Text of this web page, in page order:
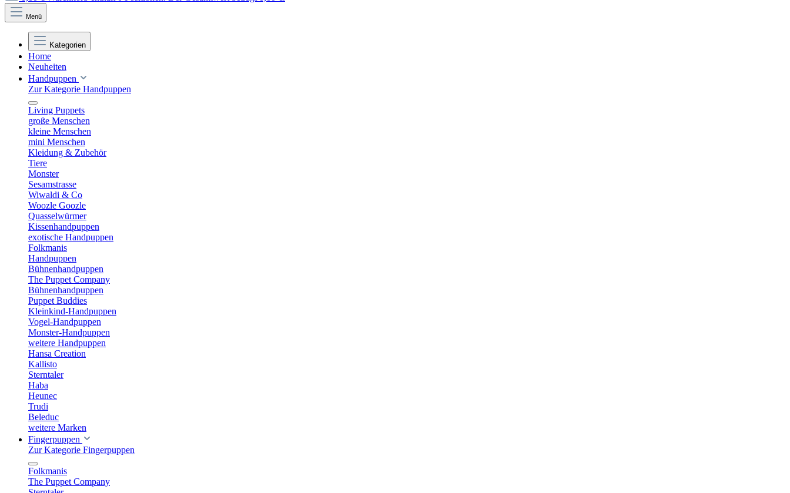
Menü
Kategorien
Home
Neuheiten
Handpuppen
Zur Kategorie Handpuppen
Living Puppets
große Menschen
kleine Menschen
mini Menschen
Kleidung & Zubehör
Tiere
Monster
Sesamstrasse
Wiwaldi & Co
Woozle Goozle
Quasselwürmer
Kissenhandpuppen
exotische Handpuppen
Folkmanis
Handpuppen
Bühnenhandpuppen
The Puppet Company
Bühnenhandpuppen
Puppet Buddies
Kleinkind-Handpuppen
Vogel-Handpuppen
Monster-Handpuppen
weitere Handpuppen
Hansa Creation
Kallisto
Sterntaler
Haba
Heunec
Trudi
Beleduc
weitere Marken
Fingerpuppen
Zur Kategorie Fingerpuppen
Folkmanis
The Puppet Company